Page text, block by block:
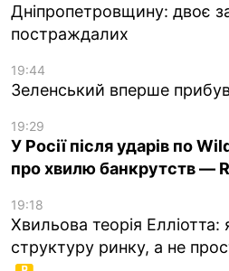
Дніпропетровщину: двоє
постраждалих
19:44
Зеленський вперше
19:29
У Росії після ударів по
про хвилю банкрутств —
19:18
Хвильова теорія Елліотта:
структуру ринку, а не